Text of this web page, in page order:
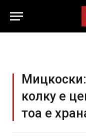
колку е
тоа е